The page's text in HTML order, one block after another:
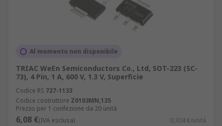
Al momento non disponibile
TRIAC WeEn Semiconductors Co., Ltd, SOT-223 (SC-
73), 4 Pin, 1 A, 600 V, 1.3 V, Superficie
Codice RS 727-1133
Codice costruttore Z0103MN,135
Prezzo per 1 confezione da 20 unità
6,08 €(IVA esclusa) 0,304 €/unità